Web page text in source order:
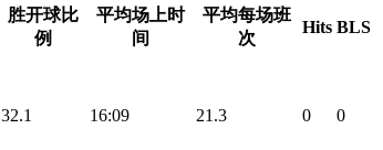
胜开球比
例
平均场上时
间
平均每场班
次
Hits BLS
32.1 16:09 21.3 0
0